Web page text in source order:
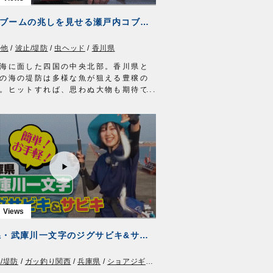
容となっています。
仙台泉店様
イテム
キス・ハゼ
http://ownertv.jp/
ーばりwebsite
#413 ブームの兆しを見せる瀬戸内コブダイ釣り～四国の沖堤で堪能する極上ファイト～
/ 波止/堤防 / 虫ヘッド / 香川県
に面した四国の中央北部。香川県と
海の堤防は多様な魚が狙える豊穣の
ヒットすれば、思わぬ大物も期待で
ルにも達するベラ科の魚。成魚にな
に特徴的なコブが張り出す個性的な
トだ。
を出し、神経を研ぎ澄ましアタリを
三木薫さん。香川県の釣具店店長と
ブダイ釣りの魅力を発信している。
においては大敵となるコブダイを主
た四国の釣り。
の魚体が繰り出す強烈なファイト
味わえば病みつきになること、請け
4000番クラス中型スピニングリール
兵庫県・武庫川一文字のジグサビキ&サビキ
堤防 / ガッ釣り関西 /兵庫県 / ショアジギング